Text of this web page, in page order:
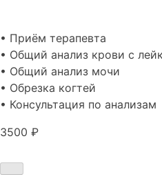
• Приём терапевта
• Общий анализ крови с
• Общий анализ мочи
• Обрезка когтей
• Консультация по анализам
3500 ₽